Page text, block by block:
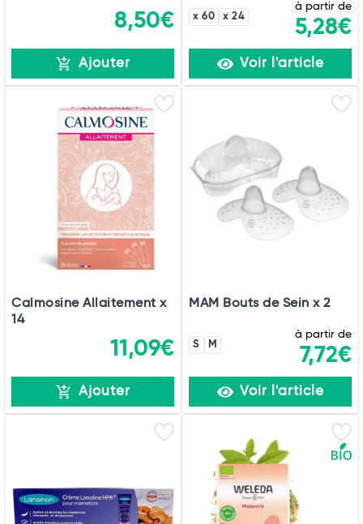
8,50€
Ajouter
x 60 x 24
à partir de
5,28€
Voir l'article
Calmosine Allaitement x
14
11,09€
Ajouter
MAM Bouts de Sein x 2
S M
à partir de
7,72€
Voir l'article